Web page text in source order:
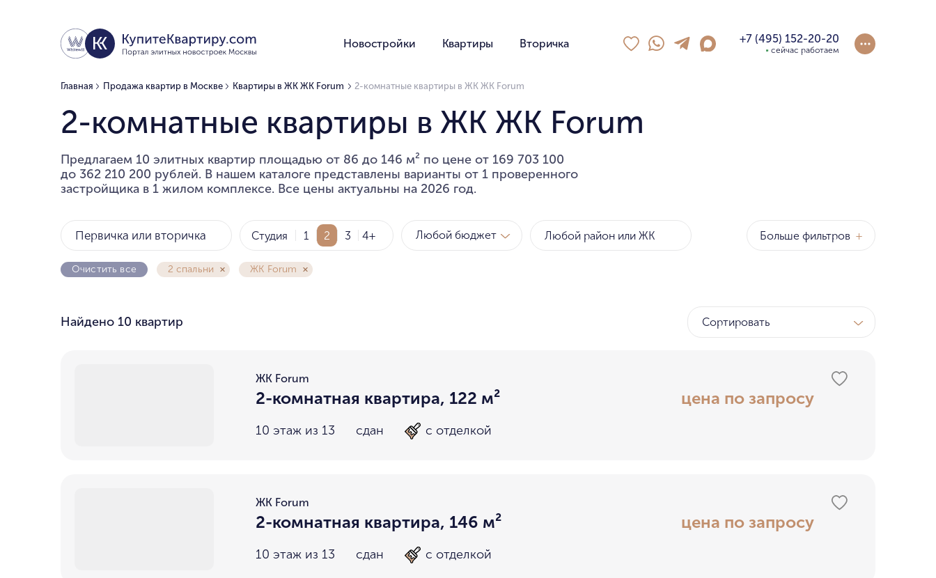
Новостройки Квартиры Вторичка +7 (495) 152-20-20
сейчас работаем
Главная Продажа квартир в Москве Квартиры в ЖК ЖК Forum 2-комнатные квартиры в ЖК ЖК Forum
2-комнатные квартиры в ЖК ЖК Forum
Предлагаем 10 элитных квартир площадью от 86 до 146 м² по цене от 169 703 100
до 362 210 200 рублей. В нашем каталоге представлены варианты от 1 проверенного
застройщика в 1 жилом комплексе. Все цены актуальны на 2026 год.
Первичка или вторичка Студия 1 2 3 4+ Любой бюджет
на Патриарших
Больше фильтров +
Очистить все 2 спальни ЖК Forum
Найдено 10 квартир Сортировать
ЖК Forum
2-комнатная квартира, 122 м²
10 этаж из 13 сдан с отделкой
цена по запросу
ЖК Forum
2-комнатная квартира, 146 м²
10 этаж из 13 сдан с отделкой
цена по запросу